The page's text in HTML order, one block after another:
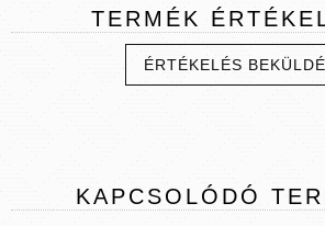
TERMÉK
ÉRTÉKELÉS
KAPCSOLÓDÓ